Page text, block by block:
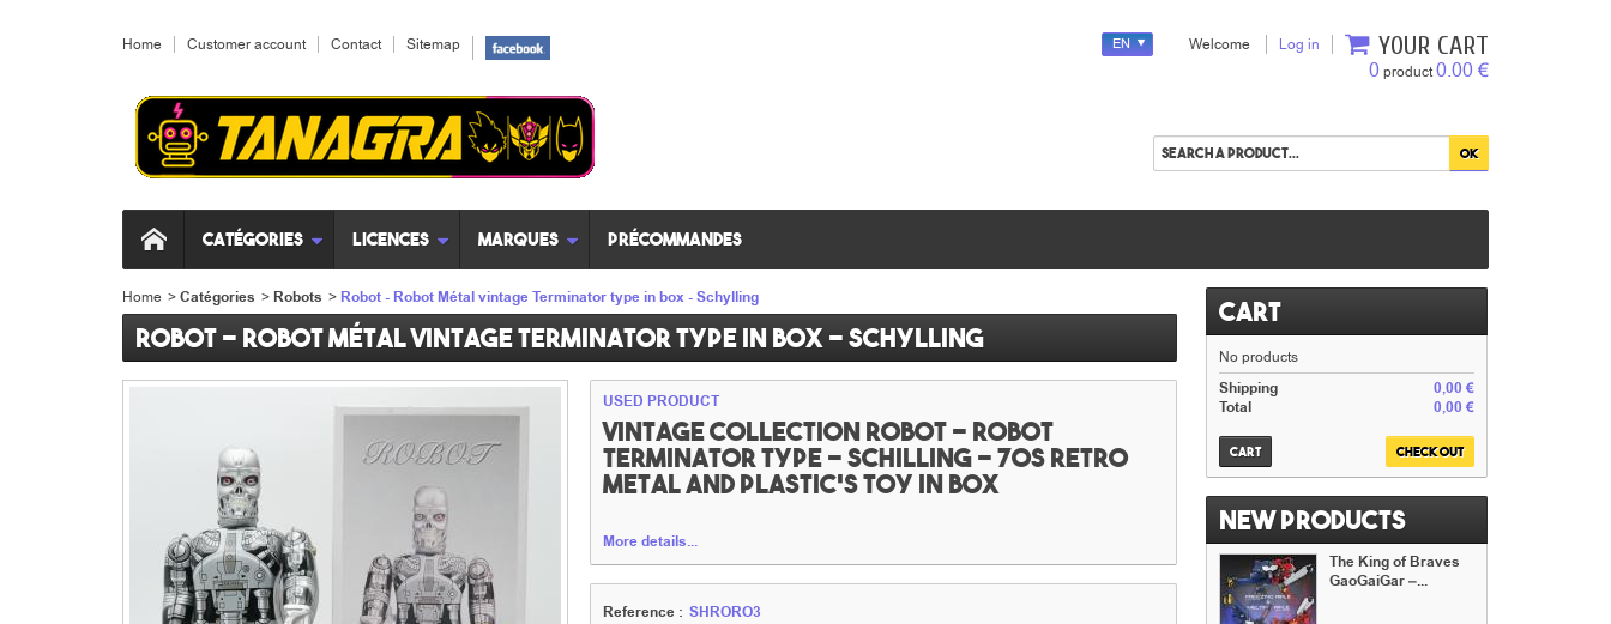
Home Customer account Contact Sitemap Welcome Log in YOUR CART
0 product0.00 €
EN
Catégories Licences Marques Précommandes
Home >Catégories >Robots > Robot - Robot Métal vintage Terminator type in box - Schylling
Robot - Robot Métal vintage Terminator type in box - Schylling
USED PRODUCT
Vintage collection robot - Robot
Terminator type - Schilling - 70s retro
metal and plastic's Toy in box
More details...
Reference : SHRORO3
Cart
No products
0,00 €
Shipping
0,00 €
Total
Cart Check out
New products
The King of Braves
GaoGaiGar –...